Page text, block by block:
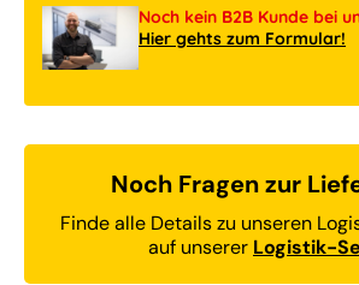
Noch kein B2B Kunde bei
Hier gehts zum Formular!
Noch Fragen zur
Finde alle Details zu unseren
auf unserer Logistik-